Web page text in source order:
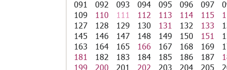
091
092 093 094 095 096 097
109
110 111 112 113 114 115
127
128 129 130 131 132 133
145
146 147 148 149 150 151
163
164 165 166 167 168 169
181
182 183 184 185 186 187
199
200 201 202 203 204 205